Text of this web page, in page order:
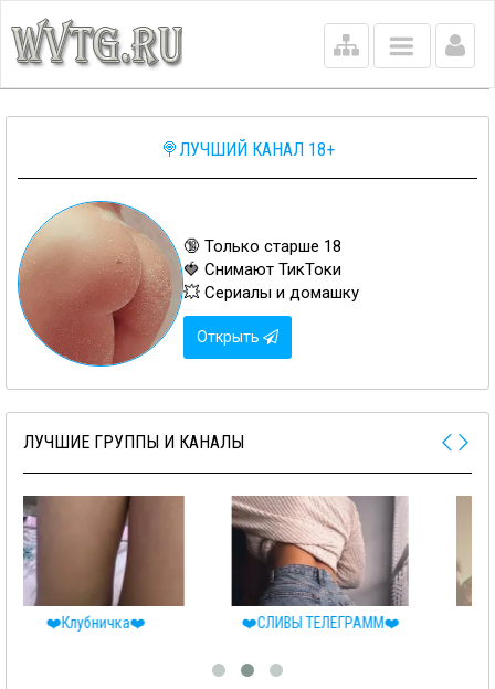
Main
menu
🍭ЛУЧШИЙ КАНАЛ 18+
🔞 Только старше 18
🍓 Снимают ТикТоки
💥 Сериалы и домашку
Открыть
ЛУЧШИЕ ГРУППЫ И КАНАЛЫ
❤️СЛИВЫ ТЕЛЕГРАММ❤️ ♂️RELAX♀️